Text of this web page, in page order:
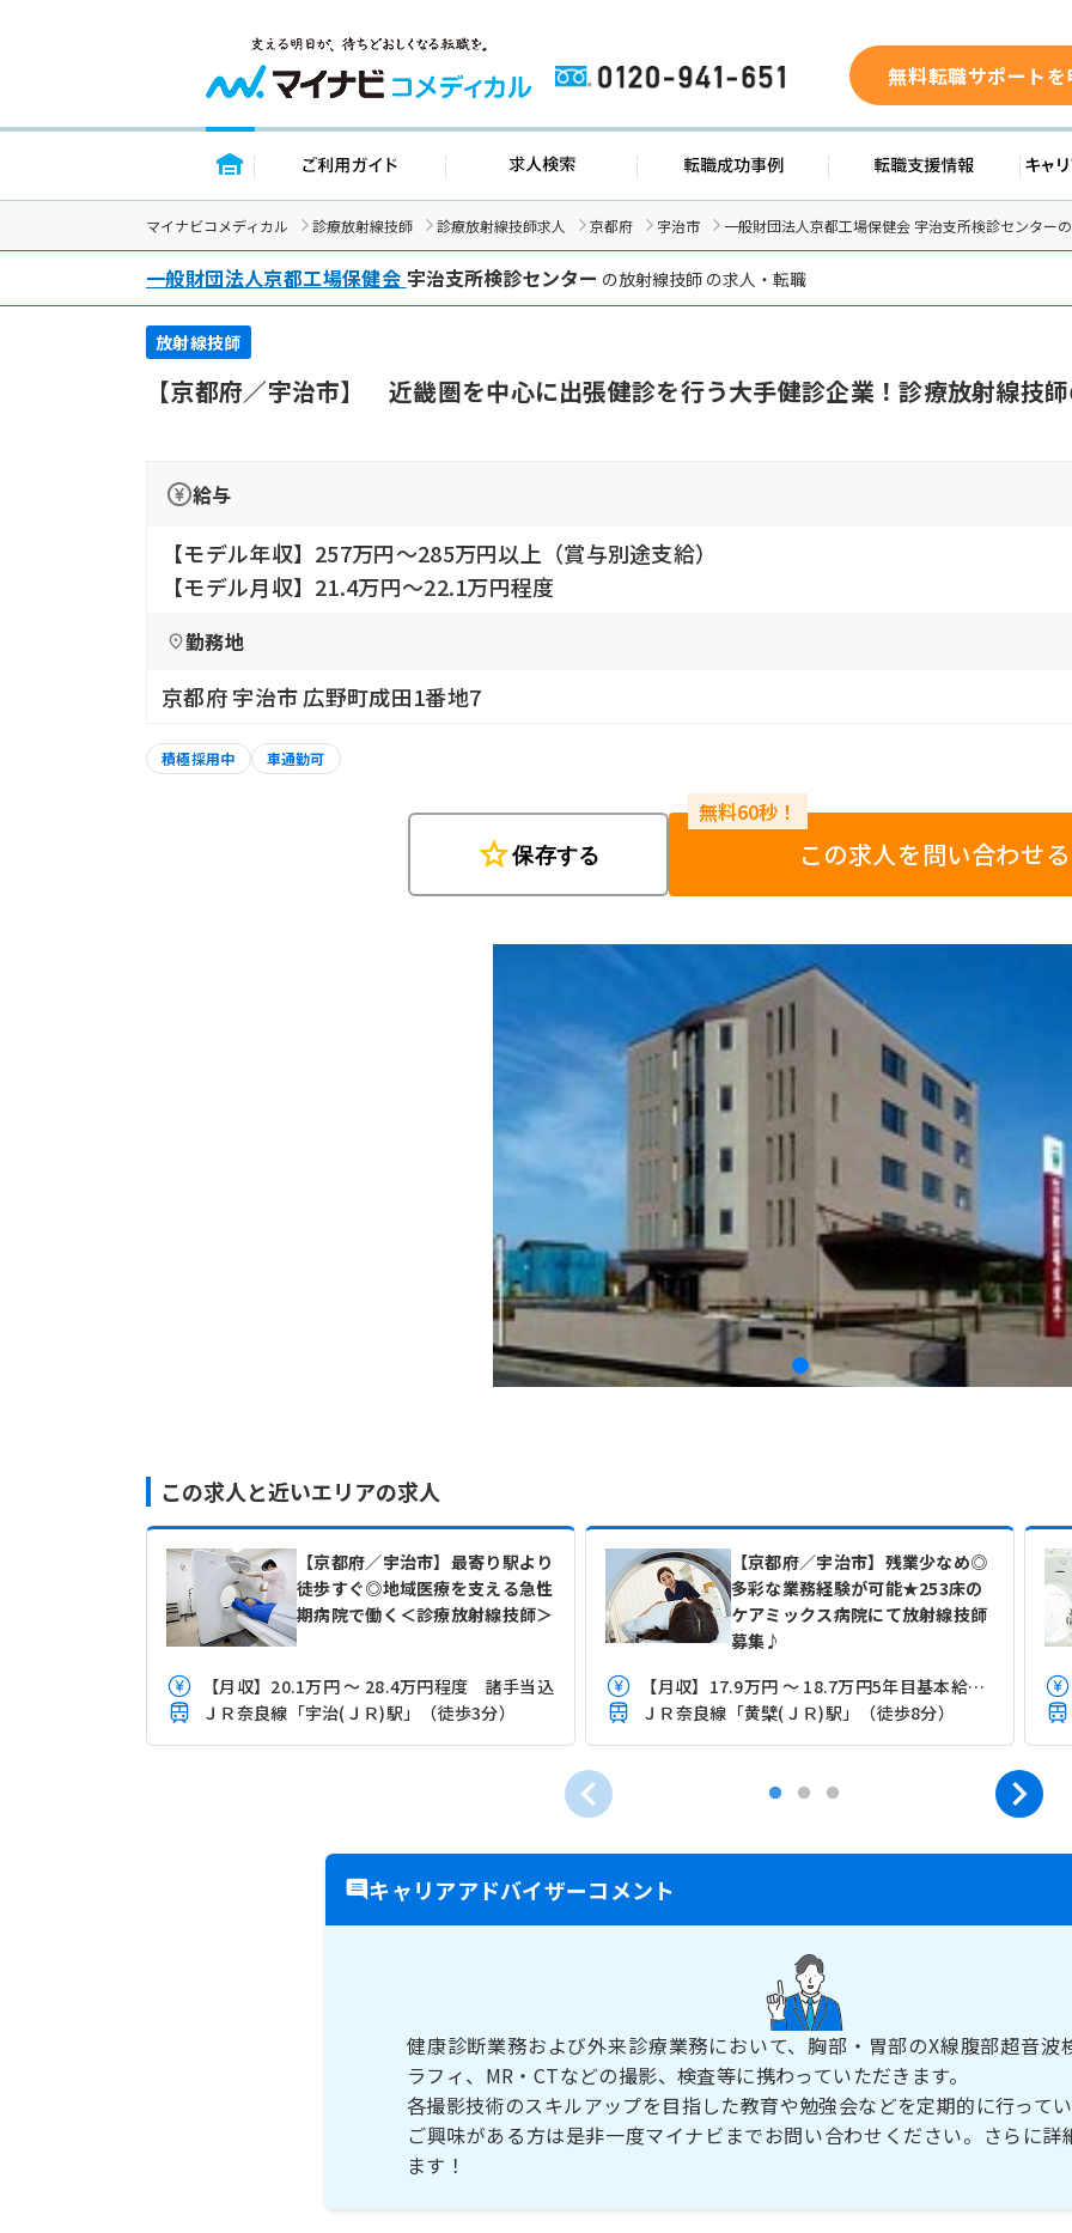
0120-941-651 無料転職サポート
トップページ ご利用ガイド 求人検索 転職成功事例 転職支援
マイナビコメディカル 診療放射線技師 診療放射線技師求人 京都府 宇治市 一般財団法人京都工場保健会 宇治支所検診センター
一般財団法人京都工場保健会 宇治支所検診センター の放射線技師 の求人・転職
放射線技師
【京都府／宇治市】 近畿圏を中心に出張健診を行う大手健診企業！診療放射線技
給与
【モデル年収】257万円〜285万円以上（賞与別途支給）
【モデル月収】21.4万円〜22.1万円程度
勤務地
京都府 宇治市 広野町成田1番地7
積極採用中 車通勤可
star保存する この求人を問い合わせる
この求人と近いエリアの求人
【京都府／宇治市】最寄り駅より
徒歩すぐ◎地域医療を支える急性
期病院で働く＜診療放射線技師＞
【月収】20.1万円 ～ 28.4万円程度 諸手当込
ＪＲ奈良線「宇治(ＪＲ)駅」（徒歩3分）
【京都府／宇治市】残業少なめ◎
多彩な業務経験が可能★253床の
ケアミックス病院にて放射線技師
募集♪
【月収】17.9万円 ～ 18.7万円5年目基本給目安
ＪＲ奈良線「黄檗(ＪＲ)駅」（徒歩8分）
キャリアアドバイザーコメント
健康診断業務および外来診療業務において、胸部・胃部のX線腹部超音波
ラフィ、MR・CTなどの撮影、検査等に携わっていただきます。
各撮影技術のスキルアップを目指した教育や勉強会などを定期的に行って
ご興味がある方は是非一度マイナビまでお問い合わせください。さらに詳
ます！